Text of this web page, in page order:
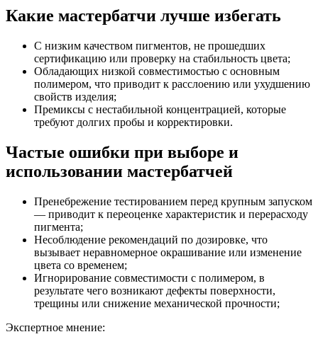
Какие мастербатчи лучше избегать
С низким качеством пигментов, не прошедших
сертификацию или проверку на стабильность цвета;
Обладающих низкой совместимостью с основным
полимером, что приводит к расслоению или ухудшению
свойств изделия;
Премиксы с нестабильной концентрацией, которые
требуют долгих пробы и корректировки.
Частые ошибки при выборе и
использовании мастербатчей
Пренебрежение тестированием перед крупным запуском
— приводит к переоценке характеристик и перерасходу
пигмента;
Несоблюдение рекомендаций по дозировке, что
вызывает неравномерное окрашивание или изменение
цвета со временем;
Игнорирование совместимости с полимером, в
результате чего возникают дефекты поверхности,
трещины или снижение механической прочности;
Экспертное мнение: